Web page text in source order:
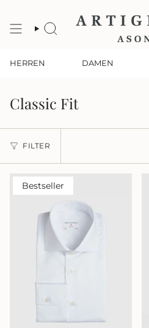
springenSUCHE
HERREN DAMEN
Classic Fit
FILTER
Bestseller